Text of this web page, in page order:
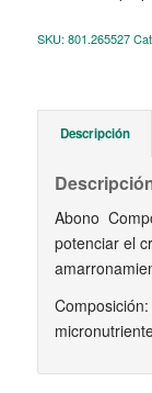
SKU: 801.265527
Descripción
Abono
potenciar el